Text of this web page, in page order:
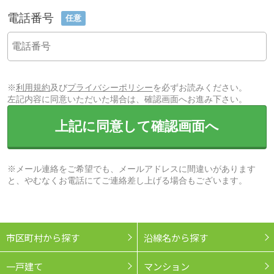
電話番号 任意
※利用規約及びプライバシーポリシーを必ずお読みください。
左記内容に同意いただいた場合は、確認画面へお進み下さい。
上記に同意して確認画面へ
※メール連絡をご希望でも、メールアドレスに間違いがあります
と、やむなくお電話にてご連絡差し上げる場合もございます。
市区町村から探す 沿線名から探す
一戸建て マンション